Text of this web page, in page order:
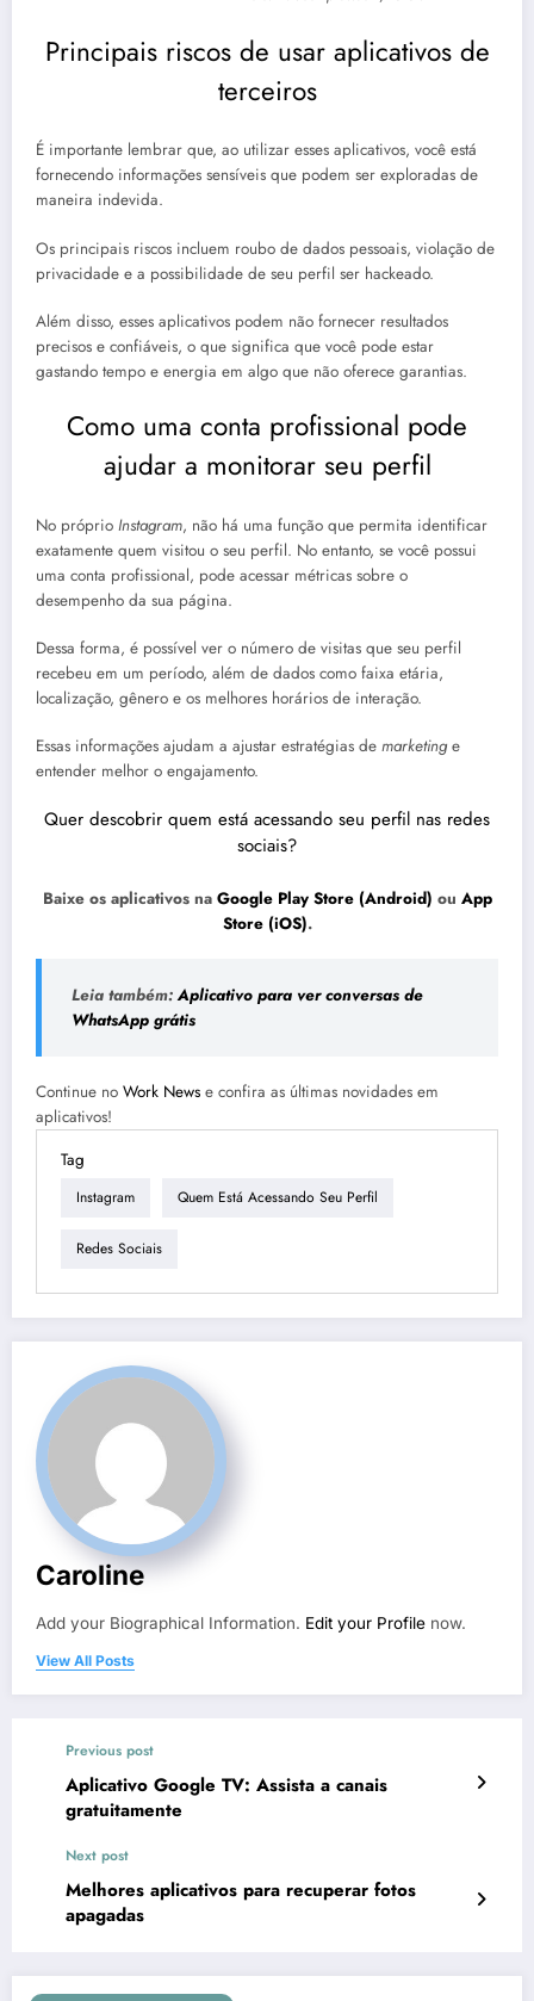
Principais riscos de usar aplicativos de
terceiros
É importante lembrar que, ao utilizar esses aplicativos, você está
fornecendo informações sensíveis que podem ser exploradas de
maneira indevida.
Os principais riscos incluem roubo de dados pessoais, violação de
privacidade e a possibilidade de seu perfil ser hackeado.
Além disso, esses aplicativos podem não fornecer resultados
precisos e confiáveis, o que significa que você pode estar
gastando tempo e energia em algo que não oferece garantias.
Como uma conta profissional pode
ajudar a monitorar seu perfil
No próprio Instagram, não há uma função que permita identificar
exatamente quem visitou o seu perfil. No entanto, se você possui
uma conta profissional, pode acessar métricas sobre o
desempenho da sua página.
Dessa forma, é possível ver o número de visitas que seu perfil
recebeu em um período, além de dados como faixa etária,
localização, gênero e os melhores horários de interação.
Essas informações ajudam a ajustar estratégias de marketinge
entender melhor o engajamento.
Quer descobrir quem está acessando seu perfil nas redes
sociais?
Baixe os aplicativos na Google Play Store (Android) ou App
Store (iOS).
Leia também:Aplicativo para ver conversas de
WhatsApp grátis
Continue no Work News e confira as últimas novidades em
aplicativos!
Tag
Instagram Quem Está Acessando Seu Perfil
Redes Sociais
Caroline
Add your Biographical Information. Edit your Profile now.
View All Posts
Previous post
Aplicativo Google TV: Assista a canais
gratuitamente
Next post
Melhores aplicativos para recuperar fotos
apagadas